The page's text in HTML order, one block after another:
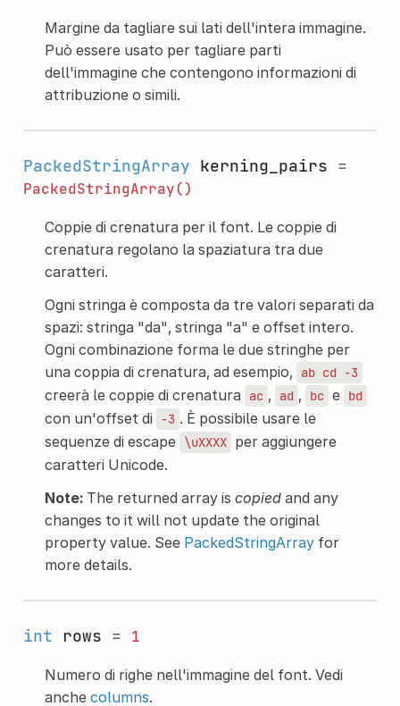
Margine da tagliare sui lati dell'intera immagine.
Può essere usato per tagliare parti
dell'immagine che contengono informazioni di
attribuzione o simili.
PackedStringArray kerning_pairs =
PackedStringArray()
Coppie di crenatura per il font. Le coppie di
crenatura regolano la spaziatura tra due
caratteri.
Ogni stringa è composta da tre valori separati da
spazi: stringa "da", stringa "a" e offset intero.
Ogni combinazione forma le due stringhe per
una coppia di crenatura, ad esempio,
ab cd -3
creerà le coppie di crenatura ac , ad , bc e bd
con un'offset di -3 . È possibile usare le
sequenze di escape \uXXXX per aggiungere
caratteri Unicode.
Note:The returned array is copiedand any
changes to it will not update the original
property value. See PackedStringArrayfor
more details.
int rows = 1
Numero di righe nell'immagine del font. Vedi
anche columns.